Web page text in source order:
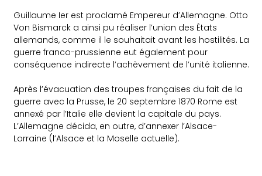
Guillaume Ier est proclamé Empereur d’Allemagne. Otto
Von Bismarck a ainsi pu réaliser l’union des États
allemands, comme il le souhaitait avant les hostilités. La
guerre franco-prussienne eut également pour
conséquence indirecte l’achèvement de l’unité italienne.
Après l’évacuation des troupes françaises du fait de la
guerre avec la Prusse, le 20 septembre 1870 Rome est
annexé par l’Italie elle devient la capitale du pays.
L’Allemagne décida, en outre, d’annexer l’Alsace-
Lorraine (l’Alsace et la Moselle actuelle).